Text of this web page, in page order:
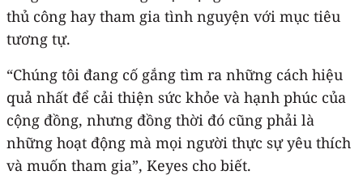
thủ công hay tham gia tình nguyện với mục tiêu
tương tự.
“Chúng tôi đang cố gắng tìm ra những cách hiệu
quả nhất để cải thiện sức khỏe và hạnh phúc của
cộng đồng, nhưng đồng thời đó cũng phải là
những hoạt động mà mọi người thực sự yêu thích
và muốn tham gia”, Keyes cho biết.